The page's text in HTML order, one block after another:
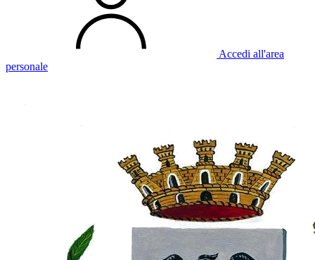
Accedi all'area
personale